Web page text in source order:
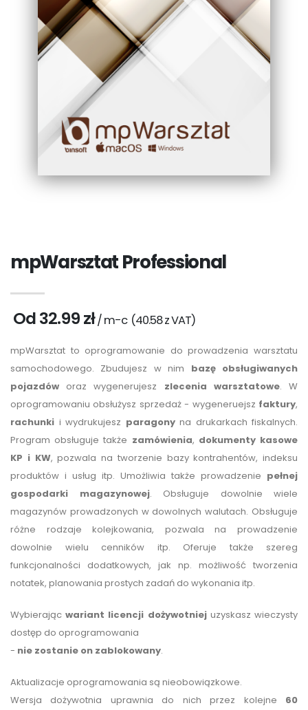
mpWarsztat Professional
Od 32.99 zł/ m-c (40.58z VAT)
mpWarsztat to oprogramowanie do prowadzenia warsztatu
samochodowego. Zbudujesz w nim bazę obsługiwanych
pojazdów oraz wygenerujesz zlecenia warsztatowe. W
oprogramowaniu obsłużysz sprzedaż - wygeneruejsz faktury,
rachunki i wydrukujesz paragonyna drukarkach fiskalnych.
Program obsługuje także zamówienia, dokumenty kasowe
KP i KW, pozwala na tworzenie bazy kontrahentów, indeksu
produktów i usług itp. Umożliwia także prowadzenie pełnej
gospodarki magazynowej. Obsługuje dowolnie wiele
magazynów prowadzonych w dowolnych walutach. Obsługuje
różne rodzaje kolejkowania, pozwala na prowadzenie
dowolnie wielu cenników itp. Oferuje także szereg
funkcjonalności dodatkowych, jak np. możliwość tworzenia
notatek, planowania prostych zadań do wykonania itp.
Wybierającwariant licencji dożywotniejuzyskasz wieczysty
dostęp do oprogramowania
- nie zostanie on zablokowany.
Aktualizacje oprogramowania są nieobowiązkowe.
Wersja dożywotnia uprawnia do nich przez kolejne 60